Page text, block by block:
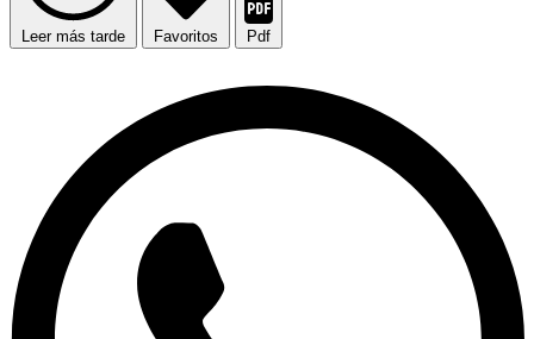
Leer más tarde Favoritos Pdf